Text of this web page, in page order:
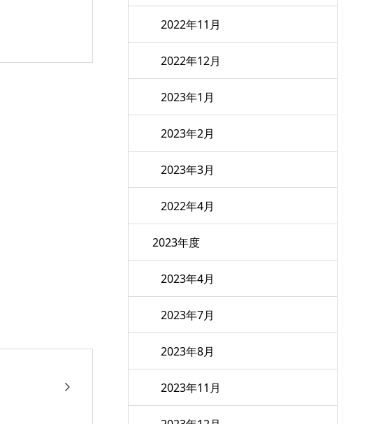
2022年11月
2022年12月
2023年1月
2023年2月
2023年3月
2022年4月
2023年度
2023年4月
2023年7月
2023年8月
2023年11月